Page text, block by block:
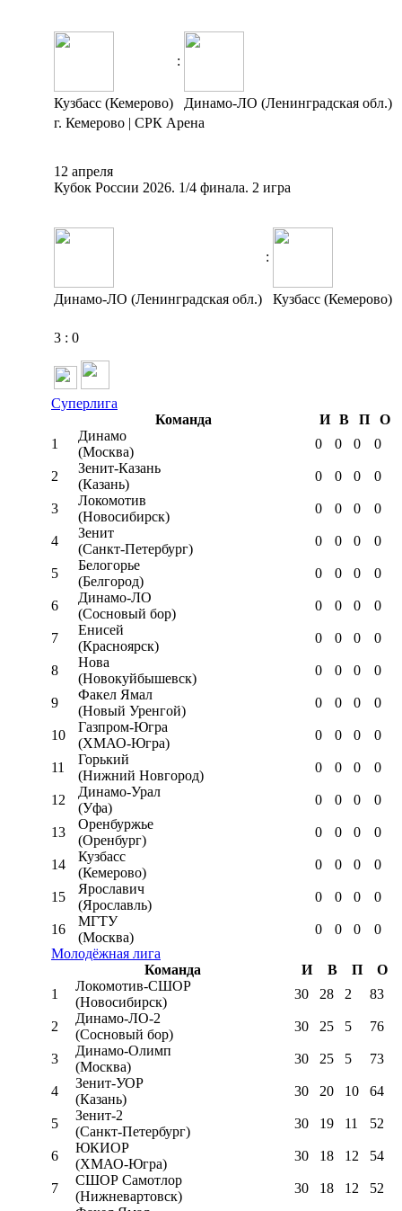
:
Кузбасс (Кемерово)
Динамо-ЛО (Ленинградская обл.)
г. Кемерово | СРК Арена
12 апреля
Кубок России 2026. 1/4 финала. 2 игра
:
Динамо-ЛО (Ленинградская обл.) Кузбасс (Кемерово)
3 : 0
Суперлига
Команда
И В П
О
1
Динамо
(Москва)
0 0 0 0
2
Зенит-Казань
(Казань)
0 0 0 0
3
Локомотив
(Новосибирск)
0 0 0 0
4
Зенит
(Санкт-Петербург)
0 0 0 0
5
Белогорье
(Белгород)
0 0 0 0
6
Динамо-ЛО
(Сосновый бор)
0 0 0 0
7
Енисей
(Красноярск)
0 0 0 0
8
Нова
(Новокуйбышевск)
0 0 0 0
9
Факел Ямал
(Новый Уренгой)
0 0 0 0
10
Газпром-Югра
(ХМАО-Югра)
0 0 0 0
11
Горький
(Нижний Новгород)
0 0 0 0
12
Динамо-Урал
(Уфа)
0 0 0 0
13
Оренбуржье
(Оренбург)
0 0 0 0
14
Кузбасс
(Кемерово)
0 0 0 0
15
Ярославич
(Ярославль)
0 0 0 0
16
МГТУ
(Москва)
0 0 0
0
Молодёжная лига
Команда
И В П
О
1
Локомотив-CШОР
(Новосибирск)
30 28 2 83
2
Динамо-ЛО-2
(Сосновый бор)
30 25 5 76
3
Динамо-Олимп
(Москва)
30 25 5 73
4
Зенит-УОР
(Казань)
30 20 10 64
5
Зенит-2
(Санкт-Петербург)
30 19 11 52
6
ЮКИОР
(ХМАО-Югра)
30 18 12 54
7
СШОР Самотлор
(Нижневартовск)
30 18 12
52